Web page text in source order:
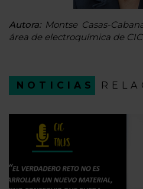
Autora:Montse Casas-
área de electroquímica de
NOTICIAS